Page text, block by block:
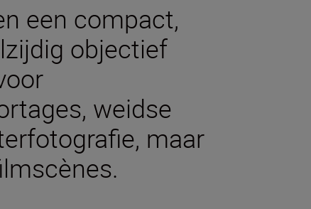
een compact,
objectief
weidse
maar